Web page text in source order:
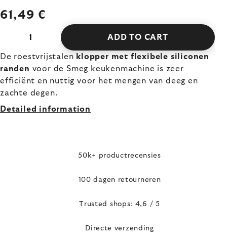
61,49 €
ADD TO CART
De roestvrijstalen klopper met flexibele siliconen
randen voor de Smeg keukenmachine is zeer
efficiënt en nuttig voor het mengen van deeg en
zachte degen.
Detailed information
50k+ productrecensies
100 dagen retourneren
Trusted shops: 4,6 / 5
Directe verzending